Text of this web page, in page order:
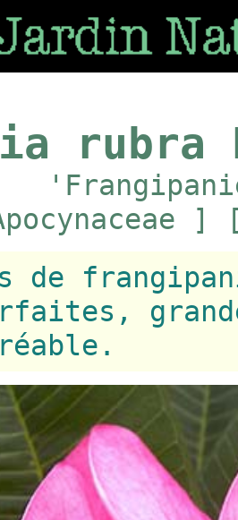
rubra
]
de